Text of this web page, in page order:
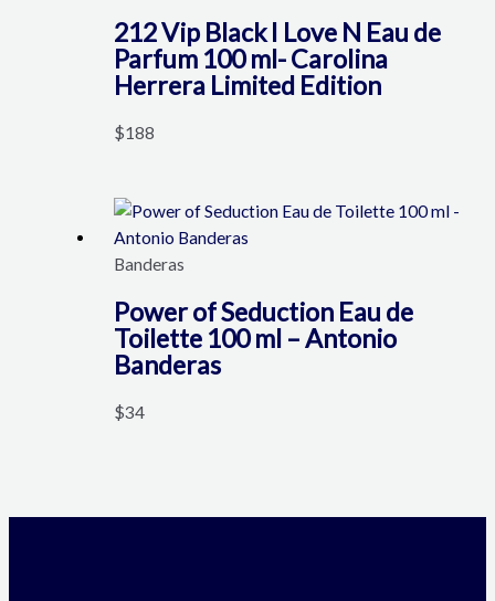
212 Vip Black I Love N Eau de
Parfum 100 ml- Carolina
Herrera Limited Edition
$188
Banderas
Power of Seduction Eau de
Toilette 100 ml – Antonio
Banderas
$34